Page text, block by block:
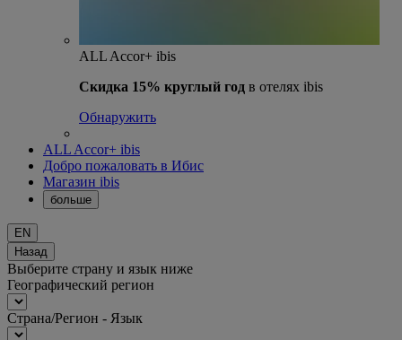
ALL Accor+ ibis
Скидка 15% круглый год в отелях ibis
Обнаружить
ALL Accor+ ibis
Добро пожаловать в Ибис
Магазин ibis
больше
EN
Назад
Выберите страну и язык ниже
Географический регион
Страна/Регион - Язык